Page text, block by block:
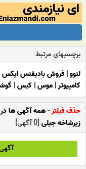
برچسبهای مرتبط
لنوو| فروش بادیفنس ایکس
کامپیوتر| موس| کیس|
حذف فیلتر-همه آگهی ها
زیرشاخه جیلی [0 آگهی]